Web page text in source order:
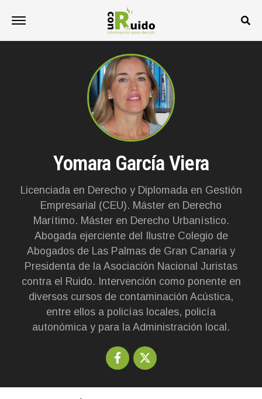
Yomara García Viera
Licenciada en Derecho y Diplomada en Gestión
Empresarial (CEU). Máster en Derecho
Marítimo. Máster en Derecho Urbanístico.
Abogada ejerciente del Ilustre Colegio de
Abogados de Las Palmas de Gran Canaria y
Presidenta de la Asociación Nacional Juristas
contra el Ruido. Intervención como ponente en
diversos cursos de contaminación Acústica,
entre ellos a policías locales, policía
autonómica y para la Administración local.